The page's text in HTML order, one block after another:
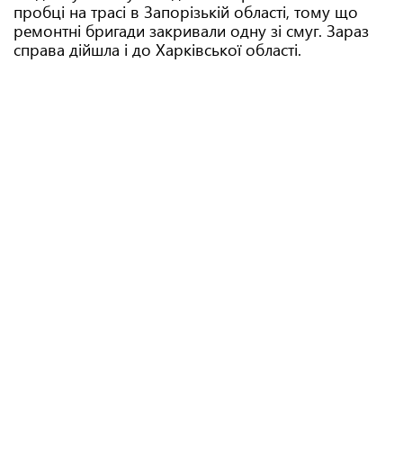
пробці на трасі в Запорізькій області, тому що
ремонтні бригади закривали одну зі смуг. Зараз
справа дійшла і до Харківської області.